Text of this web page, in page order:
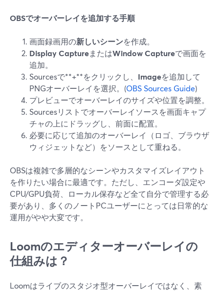
OBSでオーバーレイを追加する手順
画面録画用の新しいシーンを作成。
Display CaptureまたはWindow Captureで画面を
追加。
Sourcesで**+**をクリックし、 Imageを追加して
PNGオーバーレイを選択。(OBS Sources Guide)
プレビューでオーバーレイのサイズや位置を調整。
Sourcesリストでオーバーレイソースを画面キャプ
チャの上にドラッグし、前面に配置。
必要に応じて追加のオーバーレイ（ロゴ、ブラウザ
ウィジェットなど）をソースとして重ねる。
OBSは複雑で多層的なシーンやカスタマイズレイアウト
を作りたい場合に最適です。ただし、エンコーダ設定や
CPU/GPU負荷、ローカル保存など全て自分で管理する必
要があり、多くのノートPCユーザーにとっては日常的な
運用がやや大変です。
Loomのエディターオーバーレイの
仕組みは？
Loomはライブのスタジオ型オーバーレイではなく、素